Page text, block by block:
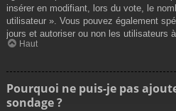
insérer en modifiant, lors du vote, le
utilisateur ». Vous pouvez également
jours et autoriser ou non les utilisateurs
Haut
Pourquoi ne puis-je pas
sondage ?